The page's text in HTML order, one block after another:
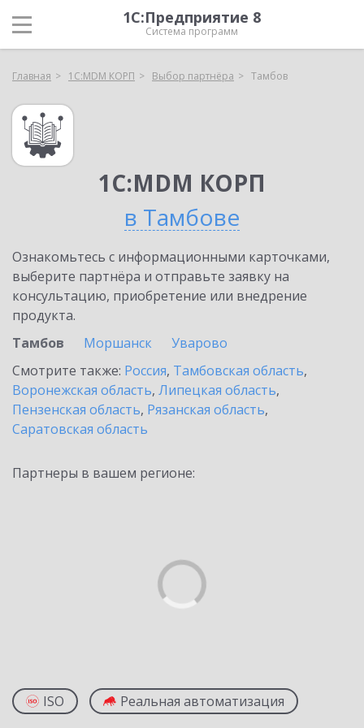
1С:Предприятие 8
Система программ
Главная 1С:MDM КОРП Выбор партнёра Тамбов
1С:MDM КОРП
в Тамбове
Ознакомьтесь с информационными карточками,
выберите партнёра и отправьте заявку на
консультацию, приобретение или внедрение
продукта.
Тамбов
Моршанск
Уварово
Смотрите также: Россия, Тамбовская область,
Воронежская область, Липецкая область,
Пензенская область, Рязанская область,
Саратовская область
Партнеры в вашем регионе:
ISO Реальная автоматизация